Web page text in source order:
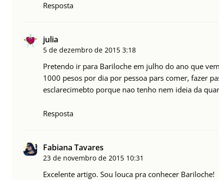
Resposta
julia
5 de dezembro de 2015 3:18
Pretendo ir para Bariloche em julho do ano que
1000 pesos por dia por pessoa pars comer, fazer
esclarecimebto porque nao tenho nem ideia da
Resposta
Fabiana Tavares
23 de novembro de 2015 10:31
Excelente artigo. Sou louca pra conhecer Bariloche!